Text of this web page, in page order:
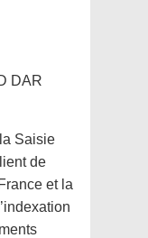
DAR
la Saisie
de
et la